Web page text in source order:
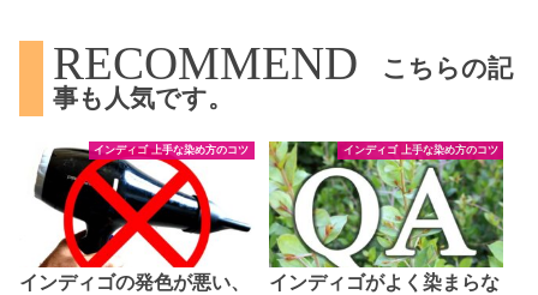
RECOMMEND
こちらの記
事も人気です。
インディゴ 上手な染め方のコツ
インディゴの発色が悪い、
インディゴ 上手な染め方のコツ
インディゴがよく染まらな